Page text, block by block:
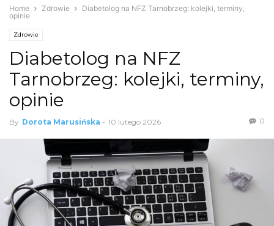
Home Zdrowie
Diabetolog na NFZ Tarnobrzeg: kolejki, terminy,
opinie
Zdrowie
Diabetolog na NFZ
Tarnobrzeg: kolejki, terminy,
opinie
By Dorota Marusińska - 10 lutego 2026 0